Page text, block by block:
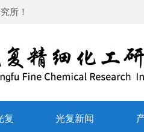
所 ！
复 光复新闻